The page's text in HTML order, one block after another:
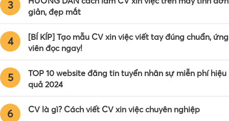
3
giản, đẹp mắt
4
[BÍ KÍP] Tạo mẫu CV xin việc viết tay đúng chuẩn, ứng
viên đọc ngay!
5
TOP 10 website đăng tin tuyển nhân sự miễn phí hiệu
quả 2024
6 CV là gì? Cách viết CV xin việc chuyên nghiệp